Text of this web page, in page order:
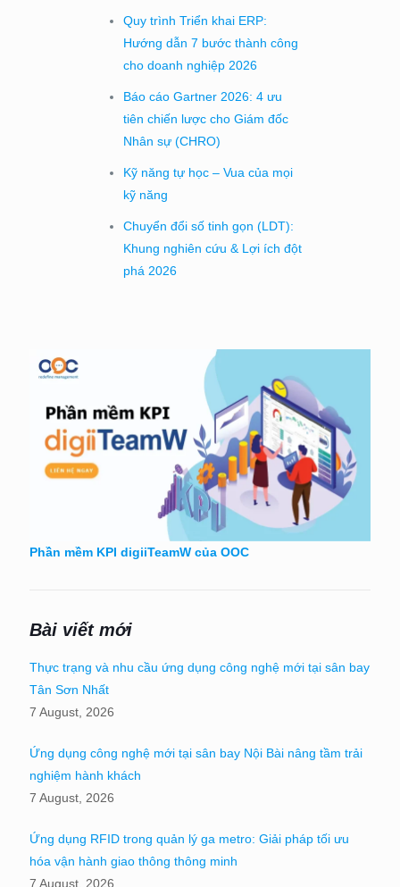
Quy trình Triển khai ERP:
Hướng dẫn 7 bước thành công
cho doanh nghiệp 2026
Báo cáo Gartner 2026: 4 ưu
tiên chiến lược cho Giám đốc
Nhân sự (CHRO)
Kỹ năng tự học – Vua của mọi
kỹ năng
Chuyển đổi số tinh gọn (LDT):
Khung nghiên cứu & Lợi ích đột
phá 2026
Phần mềm KPI digiiTeamW của OOC
Bài viết mới
Thực trạng và nhu cầu ứng dụng công nghệ mới tại sân bay
Tân Sơn Nhất
7 August, 2026
Ứng dụng công nghệ mới tại sân bay Nội Bài nâng tầm trải
nghiệm hành khách
7 August, 2026
Ứng dụng RFID trong quản lý ga metro: Giải pháp tối ưu
hóa vận hành giao thông thông minh
7 August, 2026